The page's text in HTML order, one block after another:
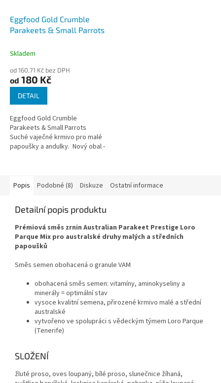
Eggfood Gold Crumble
Parakeets & Small Parrots
Skladem
od 160,71 Kč bez DPH
od 180 Kč
DETAIL
Eggfood Gold Crumble
Parakeets & Small Parrots
Suché vaječné krmivo pro malé
papoušky a andulky. Nový obal -
Popis Podobné (8) Diskuze Ostatní informace
Detailní popis produktu
Prémiová směs zrnin Australian Parakeet Prestige Loro
Parque Mix pro australské druhy malých a středních
papoušků
Směs semen obohacená o granule VAM
obohacená směs semen: vitamíny, aminokyseliny a
minerály = optimální stav
vysoce kvalitní semena, přirozené krmivo malé a střední
australské
vytvořeno ve spolupráci s vědeckým týmem Loro Parque
(Tenerife)
SLOŽENÍ
žluté proso, oves loupaný, bílé proso, slunečnice žíhaná,